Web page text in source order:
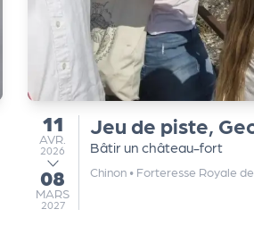
du
11
AVRIL
AVR.
2026
au
08
MARS
MARS
2027
Jeu de piste,
Bâtir un château-fort
Chinon • Forteresse Royale